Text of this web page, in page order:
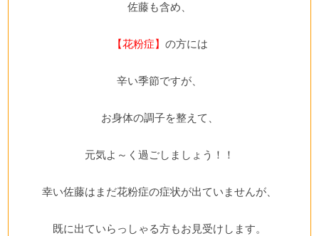
佐藤も含め、
【花粉症】 の方には
辛い季節ですが、
お身体の調子を整えて、
元気よ～く過ごしましょう！！
幸い佐藤はまだ花粉症の症状が出ていませんが、
既に出ていらっしゃる方もお見受けします。